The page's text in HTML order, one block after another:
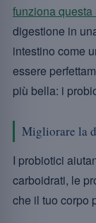
funziona
digestione in
intestino come
essere
più bella: i
Migliorare la
I probiotici
carboidrati, le
che il tuo corpo